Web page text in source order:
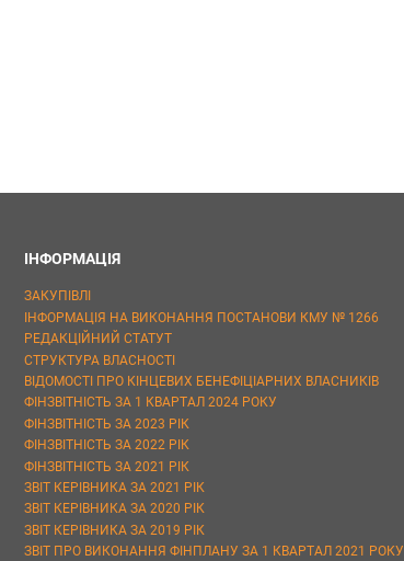
ІНФОРМАЦІЯ
ЗАКУПІВЛІ
ІНФОРМАЦІЯ НА ВИКОНАННЯ ПОСТАНОВИ КМУ № 1266
РЕДАКЦІЙНИЙ СТАТУТ
СТРУКТУРА ВЛАСНОСТІ
ВІДОМОСТІ ПРО КІНЦЕВИХ БЕНЕФІЦІАРНИХ ВЛАСНИКІВ
ФІНЗВІТНІСТЬ ЗА 1 КВАРТАЛ 2024 РОКУ
ФІНЗВІТНІСТЬ ЗА 2023 РІК
ФІНЗВІТНІСТЬ ЗА 2022 РІК
ФІНЗВІТНІСТЬ ЗА 2021 РІК
ЗВІТ КЕРІВНИКА ЗА 2021 РІК
ЗВІТ КЕРІВНИКА ЗА 2020 РІК
ЗВІТ КЕРІВНИКА ЗА 2019 РІК
ЗВІТ ПРО ВИКОНАННЯ ФІНПЛАНУ ЗА 1 КВАРТАЛ 2021 РОКУ